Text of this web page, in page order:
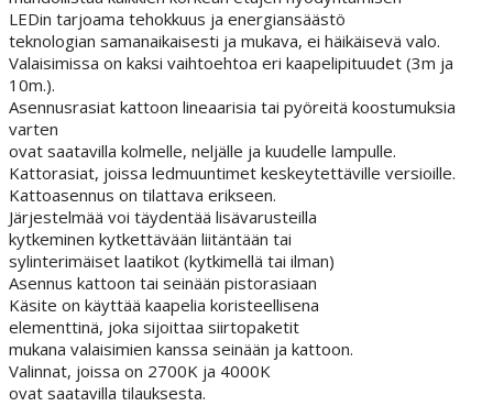
LEDin tarjoama tehokkuus ja energiansäästö
teknologian samanaikaisesti ja mukava, ei häikäisevä valo.
Valaisimissa on kaksi vaihtoehtoa eri kaapelipituudet (3m ja
10m.).
Asennusrasiat kattoon lineaarisia tai pyöreitä koostumuksia
varten
ovat saatavilla kolmelle, neljälle ja kuudelle lampulle.
Kattorasiat, joissa ledmuuntimet keskeytettäville versioille.
Kattoasennus on tilattava erikseen.
Järjestelmää voi täydentää lisävarusteilla
kytkeminen kytkettävään liitäntään tai
sylinterimäiset laatikot (kytkimellä tai ilman)
Asennus kattoon tai seinään pistorasiaan
Käsite on käyttää kaapelia koristeellisena
elementtinä, joka sijoittaa siirtopaketit
mukana valaisimien kanssa seinään ja kattoon.
Valinnat, joissa on 2700K ja 4000K
ovat saatavilla tilauksesta.